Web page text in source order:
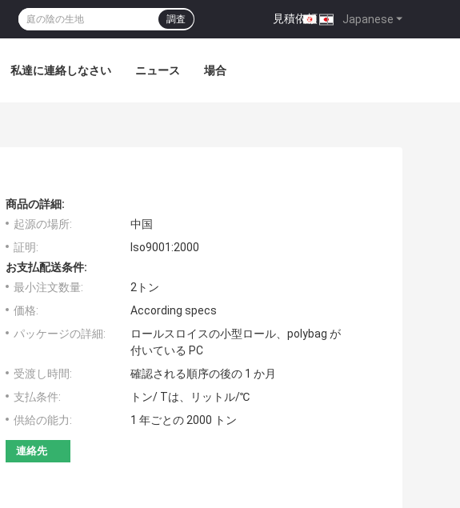
Japanese
見積依頼 |
調査
私達に連絡しなさい ニュース 場合
商品の詳細:
起源の場所:
中国
証明:
Iso9001:2000
お支払配送条件:
最小注文数量:
2トン
価格:
According specs
パッケージの詳細:
ロールスロイスの小型ロール、polybag が
付いている PC
受渡し時間:
確認される順序の後の 1 か月
支払条件:
トン/ Tは、リットル/℃
供給の能力:
1 年ごとの 2000 トン
連絡先